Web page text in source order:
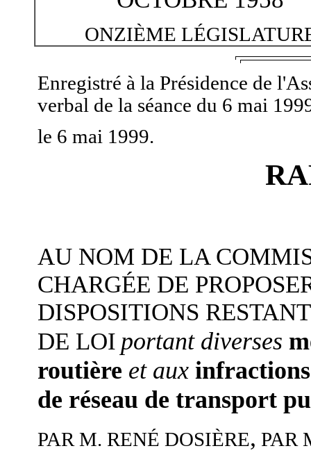
ONZIÈME
Enregistré à la Présidence de
verbal de la séance du 6 mai
le 6 mai 1999.
AU NOM DE LA
CHARGÉE DE
DISPOSITIONS
DE LOI portant diverses
routière et aux
de réseau de transport
PARM. RENÉ DOSIÈRE, PAR